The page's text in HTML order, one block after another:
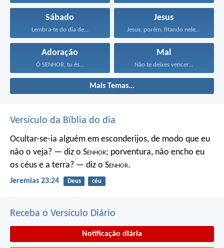
Sábado
Lembra-te do dia de...
Jesus
Jesus, porém, fitando neles...
Adoração
Ó SENHOR, tu és...
Mal
Não te deixes vencer...
Mais Temas...
Versículo da Bíblia do dia
Ocultar-se-ia alguém em esconderijos, de modo que eu
não o veja? — diz o Senhor; porventura, não encho eu
os céus e a terra? — diz o Senhor.
Jeremias 23:24 Deus céu
Receba o Versículo Diário
Notificação diária